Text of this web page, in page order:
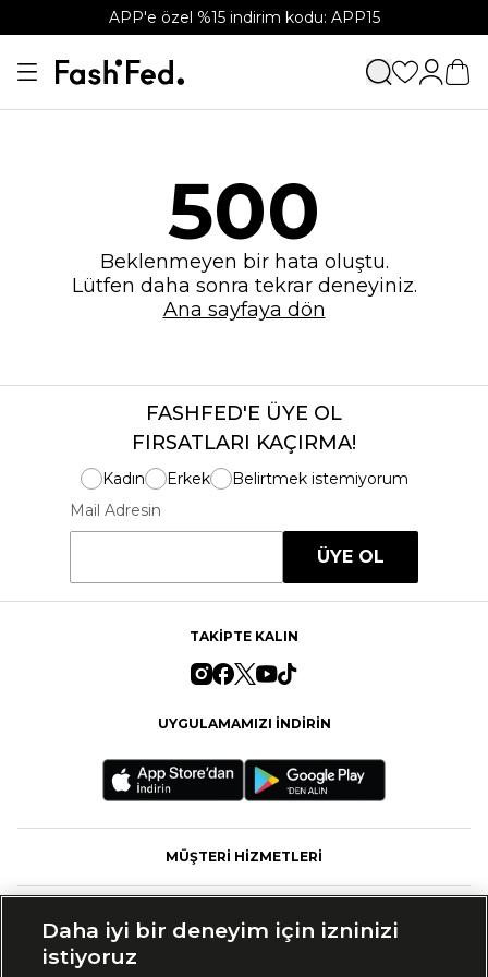
APP'e özel %15 indirim kodu: APP15
500
Beklenmeyen bir hata oluştu.
Lütfen daha sonra tekrar deneyiniz.
Ana sayfaya dön
FASHFED'E ÜYE OL
FIRSATLARI KAÇIRMA!
Kadın Erkek
Belirtmek istemiyorum
Mail Adresin
ÜYE OL
TAKİPTE KALIN
UYGULAMAMIZI İNDİRİN
MÜŞTERİ HİZMETLERİ
Daha iyi bir deneyim için izninizi
istiyoruz